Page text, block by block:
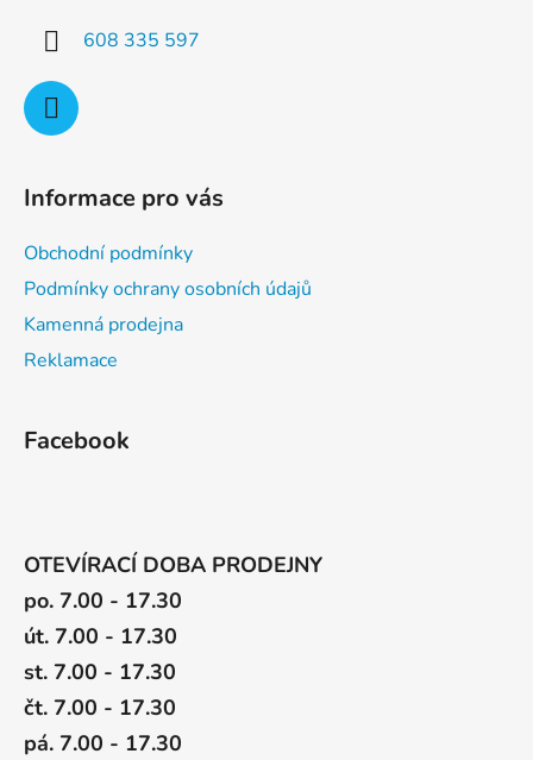
608 335 597
Informace pro vás
Obchodní podmínky
Podmínky ochrany osobních údajů
Kamenná prodejna
Reklamace
Facebook
OTEVÍRACÍ DOBA PRODEJNY
po. 7.00 - 17.30
út. 7.00 - 17.30
st. 7.00 - 17.30
čt. 7.00 - 17.30
pá. 7.00 - 17.30